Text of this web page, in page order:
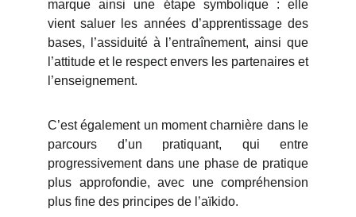
marque ainsi une étape symbolique : elle
vient saluer les années d’apprentissage des
bases, l’assiduité à l’entraînement, ainsi que
l’attitude et le respect envers les partenaires et
l’enseignement.
C’est également un moment charnière dans le
parcours d’un pratiquant, qui entre
progressivement dans une phase de pratique
plus approfondie, avec une compréhension
plus fine des principes de l’aïkido.